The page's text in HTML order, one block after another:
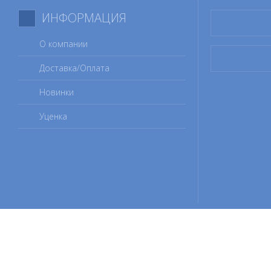
ИНФОРМАЦИЯ
О компании
Доставка/Оплата
Новинки
Уценка